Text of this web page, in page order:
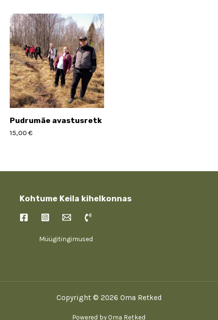
Pudrumäe avastusretk
15,00€
Kohtume Keila kihelkonnas
Müügitingimused
Copyright © 2026 Oma Retked
Powered by Oma Retked